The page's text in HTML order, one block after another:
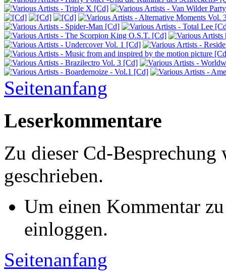
Seitenanfang
Leserkommentare
Zu dieser Cd-
geschrieben.
Um einen Kommentar
einloggen.
Seitenanfang